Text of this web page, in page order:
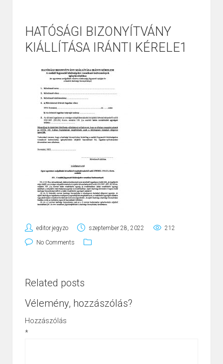
HATÓSÁGI BIZONYÍTVÁNY
KIÁLLÍTÁSA IRÁNTI KÉRELE1
editor.jegyzo szeptember 28, 2022 212
No Comments
Related posts
Vélemény, hozzászólás?
Hozzászólás
*